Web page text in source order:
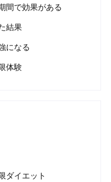
間で効果がある
結果
になる
体験
ダイエット